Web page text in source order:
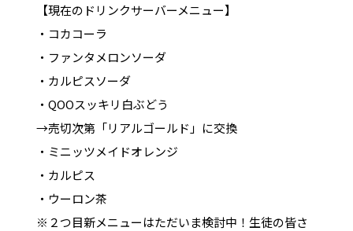
【現在のドリンクサーバーメニュー】
・コカコーラ
・ファンタメロンソーダ
・カルピスソーダ
・QOOスッキリ白ぶどう
→売切次第「リアルゴールド」に交換
・ミニッツメイドオレンジ
・カルピス
・ウーロン茶
※２つ目新メニューはただいま検討中！生徒の皆さ